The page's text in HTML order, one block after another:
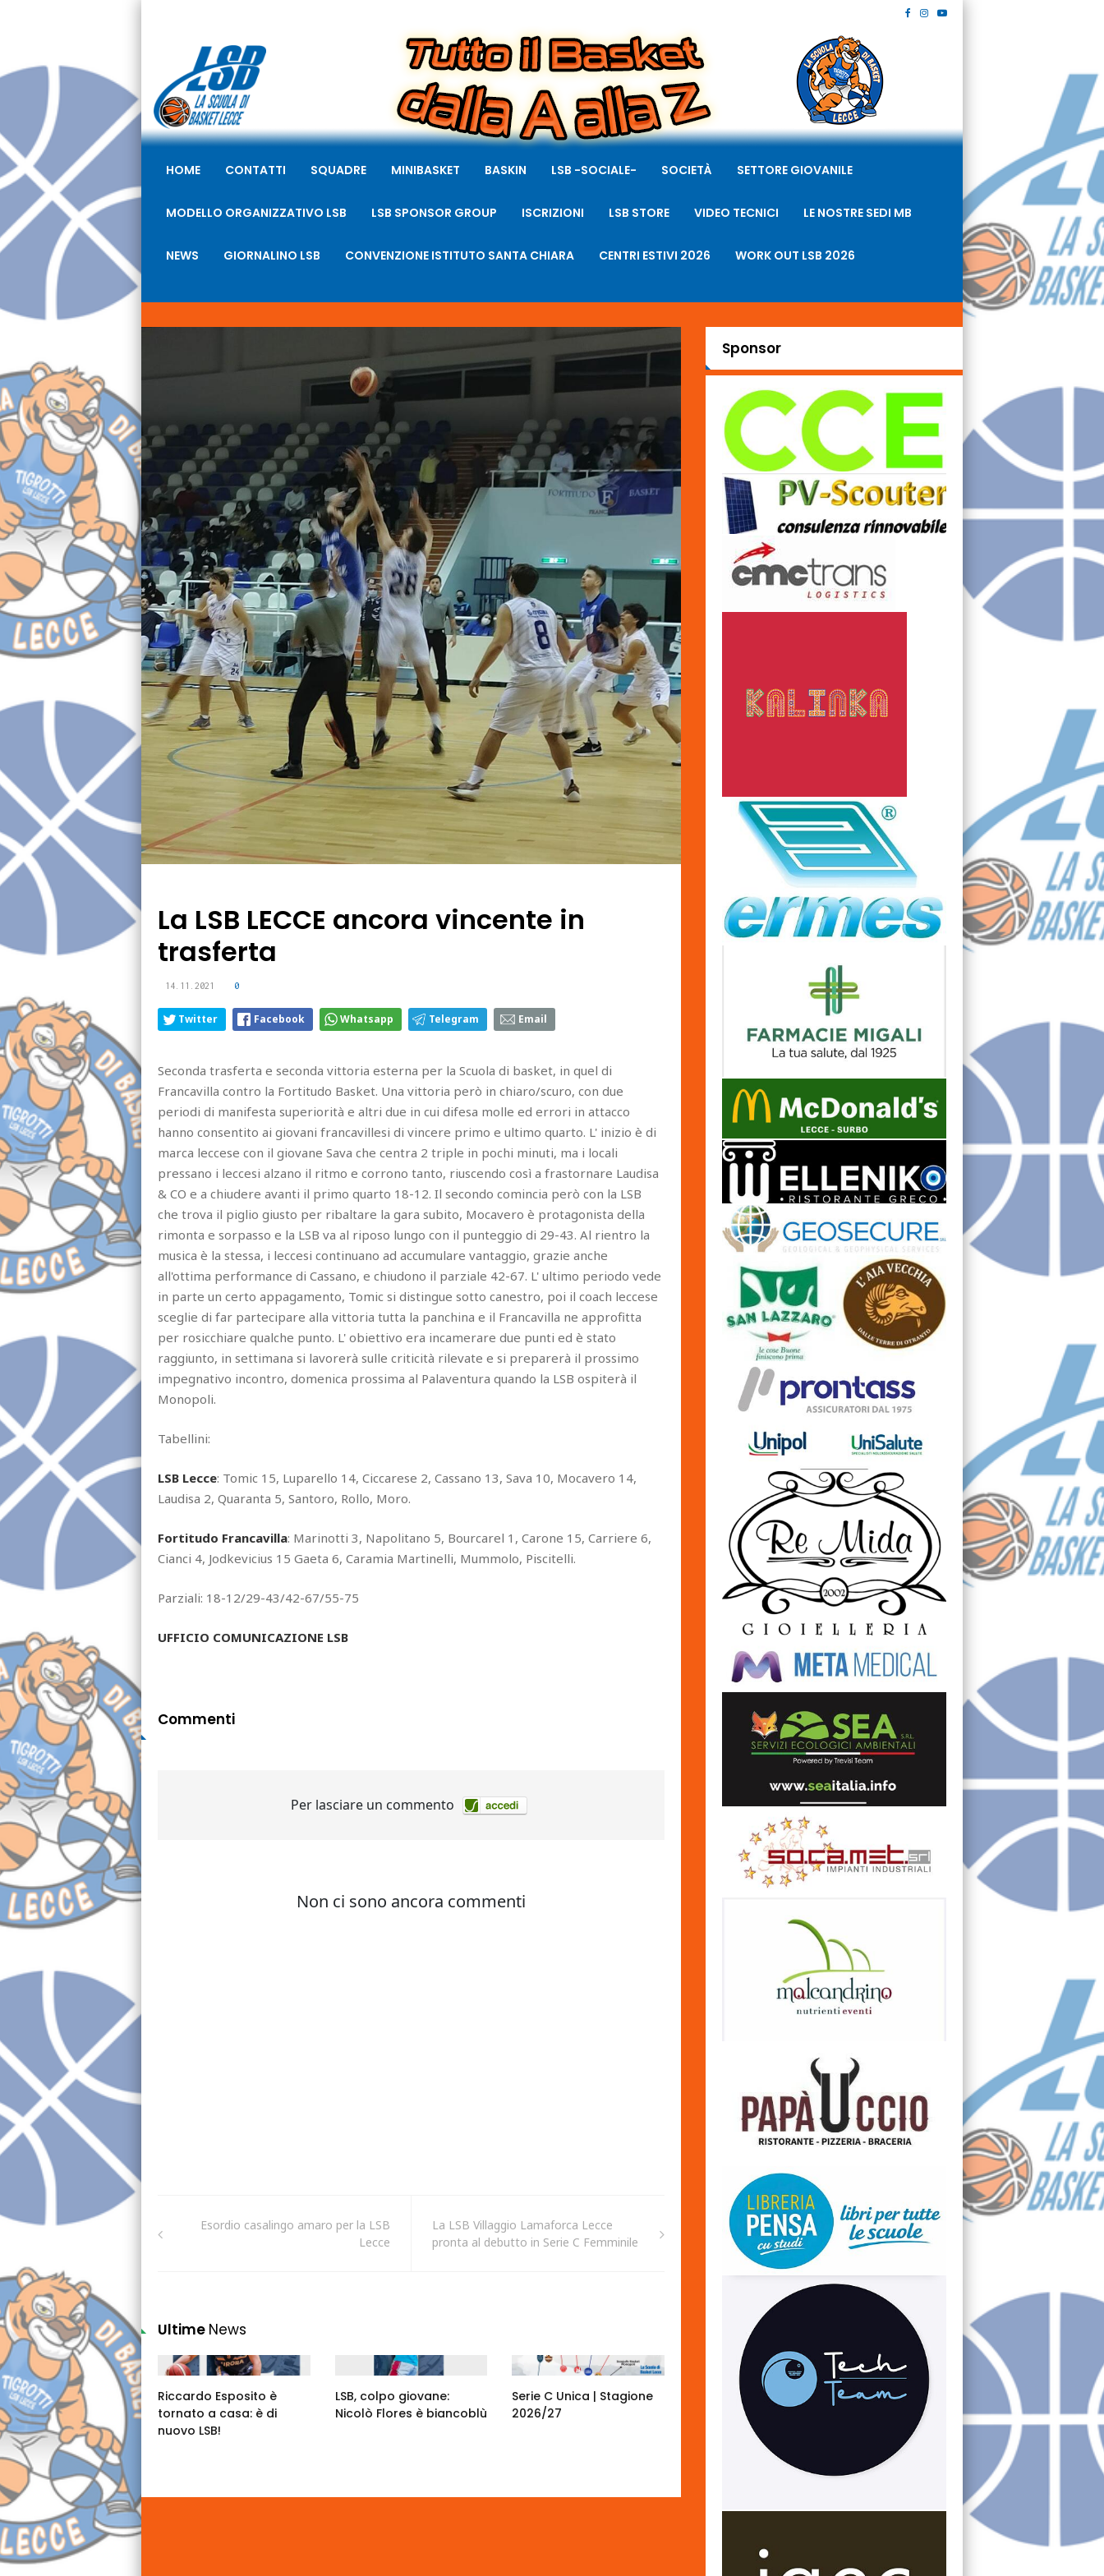
HOME CONTATTI SQUADRE MINIBASKET BASKIN LSB -SOCIALE- SOCIETÀ SETTORE GIOVANILE
MODELLO ORGANIZZATIVO LSB LSB SPONSOR GROUP ISCRIZIONI LSB STORE VIDEO TECNICI LE NOSTRE SEDI MB
NEWS GIORNALINO LSB CONVENZIONE ISTITUTO SANTA CHIARA CENTRI ESTIVI 2026 WORK OUT LSB 2026
La LSB LECCE ancora vincente in
trasferta
14.11.2021 0
Twitter Facebook Whatsapp Telegram Email
Seconda trasferta e seconda vittoria esterna per la Scuola di basket, in quel di
Francavilla contro la Fortitudo Basket. Una vittoria però in chiaro/scuro, con due
periodi di manifesta superiorità e altri due in cui difesa molle ed errori in attacco
hanno consentito ai giovani francavillesi di vincere primo e ultimo quarto. L' inizio è di
marca leccese con il giovane Sava che centra 2 triple in pochi minuti, ma i locali
pressano i leccesi alzano il ritmo e corrono tanto, riuscendo così a frastornare Laudisa
& CO e a chiudere avanti il primo quarto 18-12. Il secondo comincia però con la LSB
che trova il piglio giusto per ribaltare la gara subito, Mocavero è protagonista della
rimonta e sorpasso e la LSB va al riposo lungo con il punteggio di 29-43. Al rientro la
musica è la stessa, i leccesi continuano ad accumulare vantaggio, grazie anche
all'ottima performance di Cassano, e chiudono il parziale 42-67. L' ultimo periodo vede
in parte un certo appagamento, Tomic si distingue sotto canestro, poi il coach leccese
sceglie di far partecipare alla vittoria tutta la panchina e il Francavilla ne approfitta
per rosicchiare qualche punto. L' obiettivo era incamerare due punti ed è stato
raggiunto, in settimana si lavorerà sulle criticità rilevate e si preparerà il prossimo
impegnativo incontro, domenica prossima al Palaventura quando la LSB ospiterà il
Monopoli.
Tabellini:
LSB Lecce: Tomic 15, Luparello 14, Ciccarese 2, Cassano 13, Sava 10, Mocavero 14,
Laudisa 2, Quaranta 5, Santoro, Rollo, Moro.
Fortitudo Francavilla: Marinotti 3, Napolitano 5, Bourcarel 1, Carone 15, Carriere 6,
Cianci 4, Jodkevicius 15 Gaeta 6, Caramia Martinelli, Mummolo, Piscitelli.
Parziali: 18-12/29-43/42-67/55-75
UFFICIO COMUNICAZIONE LSB
Commenti
Esordio casalingo amaro per la LSB
Lecce
La LSB Villaggio Lamaforca Lecce
pronta al debutto in Serie C Femminile
Ultime News
Riccardo Esposito è
tornato a casa: è di
nuovo LSB!
LSB, colpo giovane:
Nicolò Flores è biancoblù
Serie C Unica | Stagione
2026/27
Sponsor